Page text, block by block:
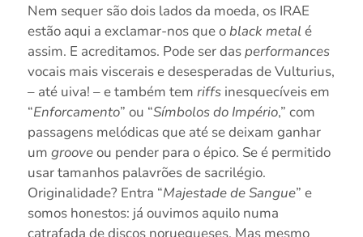
Nem sequer são dois lados da moeda, os IRAE
estão aqui a exclamar-nos que oblack metalé
assim. E acreditamos. Pode ser dasperformances
vocais mais viscerais e desesperadas de Vulturius,
– até uiva! – e também tem riffsinesquecíveis em
“Enforcamento” ou “Símbolos do Império,” com
passagens melódicas que até se deixam ganhar
um grooveou pender para o épico. Se é permitido
usar tamanhos palavrões de sacrilégio.
Originalidade? Entra “Majestade de Sangue” e
somos honestos: já ouvimos aquilo numa
catrafada de discos noruegueses. Mas mesmo